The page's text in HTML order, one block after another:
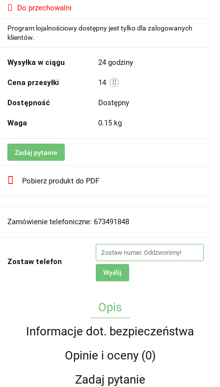
Do przechowalni
Program lojalnościowy dostępny jest tylko dla zalogowanych
klientów.
Wysyłka w ciągu 24 godziny
Cena przesyłki 14
Dostępność Dostępny
Waga 0.15 kg
Zadaj pytanie
Pobierz produkt do PDF
Zamówienie telefoniczne: 673491848
Zostaw telefon
Wyślij
Opis
Informacje dot. bezpieczeństwa
Opinie i oceny (0)
Zadaj pytanie